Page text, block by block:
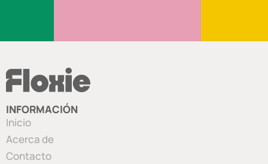
INFORMACIÓN
Inicio
Acerca de
Contacto